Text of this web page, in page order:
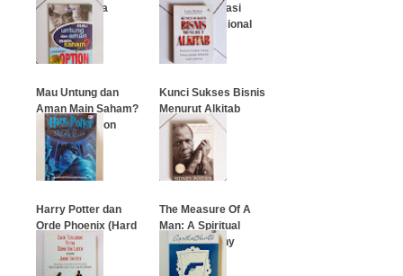
Untuk Pemula
Mengakselerasi
Ekonomi Nasional
…
Mau Untung dan
Aman Main Saham?
Pakailah Option
…
Kunci Sukses Bisnis
Menurut Alkitab
Harry Potter dan
Orde Phoenix (Hard
Cover)
The Measure Of A
Man: A Spiritual
Autobiography